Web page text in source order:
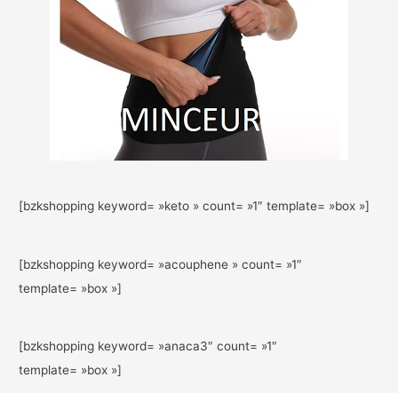
[bzkshopping keyword= »keto » count= »1″ template= »box »]
[bzkshopping keyword= »acouphene » count= »1″
template= »box »]
[bzkshopping keyword= »anaca3″ count= »1″
template= »box »]